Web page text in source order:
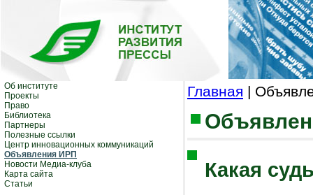
Об институте
Проекты
Право
Библиотека
Партнеры
Полезные ссылки
Центр инновационных коммуникаций
Объявления ИРП
Новости Медиа-клуба
Карта сайта
Статьи
Главная |
Какая